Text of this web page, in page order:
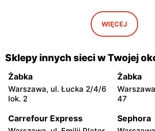
CCC
CCC
Łomianki, ul. Brukowa 25
CCC
Janki, ul.
CCC
Pruszków, ul. Henryka
CCC
CCC CCC
WIĘCEJ
Sklepy innych sieci w Twojej
Żabka
Warszawa, ul. Łucka 2/4/6
lok. 2
Żabka
47
Carrefour Express Sephora